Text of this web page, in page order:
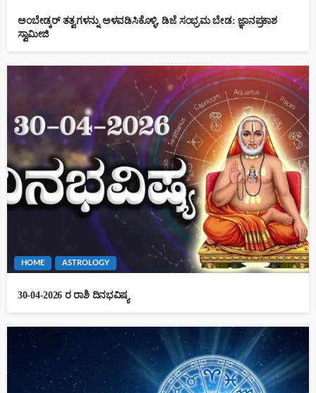
ಅಂಬೇಡ್ಕರ್ ತತ್ವಗಳನ್ನು ಅಳವಡಿಸಿಕೊಳ್ಳಿ, ಡಿಜೆ ಸಂಭ್ರಮ ಬೇಡ: ಜ್ಞಾನಪ್ರಕಾಶ
ಸ್ವಾಮೀಜಿ
HOME ASTROLOGY
30-04-2026 ರ ರಾಶಿ ದಿನಭವಿಷ್ಯ